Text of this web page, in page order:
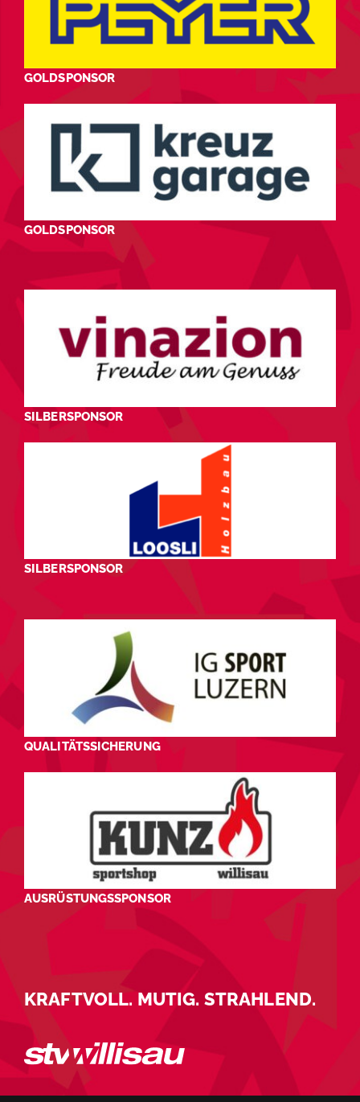
GOLDSPONSOR
GOLDSPONSOR
SILBERSPONSOR
SILBERSPONSOR
QUALITÄTSSICHERUNG
AUSRÜSTUNGSSPONSOR
KRAFTVOLL. MUTIG. STRAHLEND.